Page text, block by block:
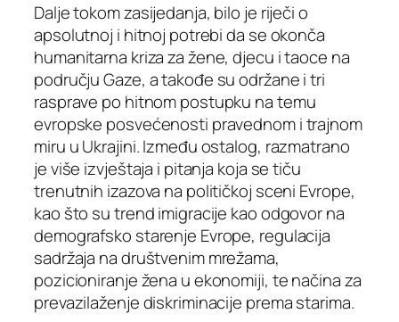
Dalje tokom zasijedanja, bilo je riječi o
apsolutnoj i hitnoj potrebi da se okonča
humanitarna kriza za žene, djecu i taoce na
području Gaze, a takođe su održane i tri
rasprave po hitnom postupku na temu
evropske posvećenosti pravednom i trajnom
miru u Ukrajini. Između ostalog, razmatrano
je više izvještaja i pitanja koja se tiču
trenutnih izazova na političkoj sceni Evrope,
kao što su trend imigracije kao odgovor na
demografsko starenje Evrope, regulacija
sadržaja na društvenim mrežama,
pozicioniranje žena u ekonomiji, te načina za
prevazilaženje diskriminacije prema starima.